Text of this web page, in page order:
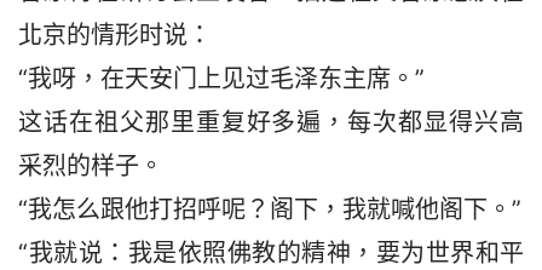
北京的情形时说：
“我呀，在天安门上见过毛泽东主席。”
这话在祖父那里重复好多遍，每次都显得兴高
采烈的样子。
“我怎么跟他打招呼呢？阁下，我就喊他阁下。”
“我就说：我是依照佛教的精神，要为世界和平